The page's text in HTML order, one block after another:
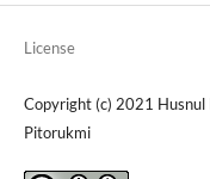
License
Copyright (c) 2021 Husnul
Pitorukmi